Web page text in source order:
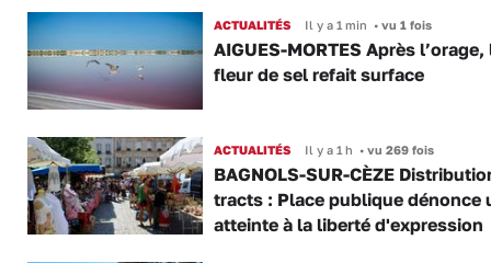
ACTUALITÉS Il y a 1 min •vu 1 fois
AIGUES-MORTES Après l’orage,
fleur de sel refait surface
ACTUALITÉS Il y a 1 h •vu 269 fois
BAGNOLS-SUR-CÈZE
tracts : Place publique dénonce
atteinte à la liberté d'expression